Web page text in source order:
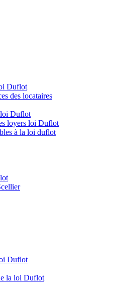
Duflot
des locataires
loi Duflot
loyers loi Duflot
à la loi duflot
Duflot
la loi Duflot